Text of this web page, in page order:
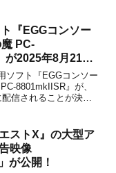
ックしてみてくださ
雪の降る空に)やこちら
『EGGコンソー
PC-
が2025年8月21日
ソフト『EGGコンソー
8801mkIISR』が、
信されることが決定
トEGGのNintendo
ストX』の大型ア
映像
が公開！